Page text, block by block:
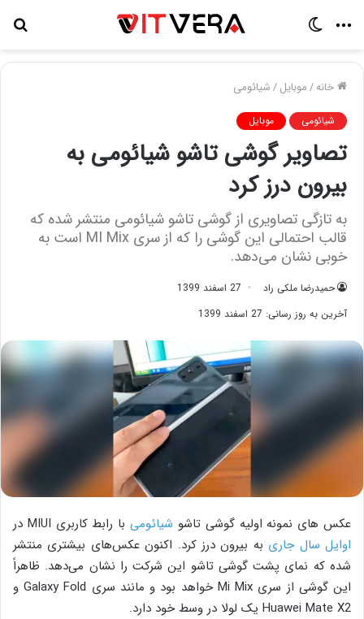
منو
خانه/موبایل/شیائومی
شیائومی موبایل
تصاویر گوشی تاشو شیائومی به
بیرون درز کرد
به تازگی تصاویری از گوشی تاشو شیائومی منتشر شده که
قالب احتمالی این گوشی را که از سری MI Mix است به
خوبی نشان می‌دهد.
حمیدرضا ملکی راد
27 اسفند 1399
آخرین به روز رسانی: 27 اسفند 1399
عکس های نمونه اولیه گوشی تاشو شیائومیبا رابط کاربری MIUI در
اوایل سال جاری به بیرون درز کرد. اکنون عکس‌های بیشتری منتشر
شده که نمای پشت گوشی تاشو این شرکت را نشان می‌دهد. ظاهراً
این گوشی از سری Mi Mix خواهد بود و مانند سری Galaxy Fold و
Huawei Mate X2 یک لولا در وسط خود دارد.